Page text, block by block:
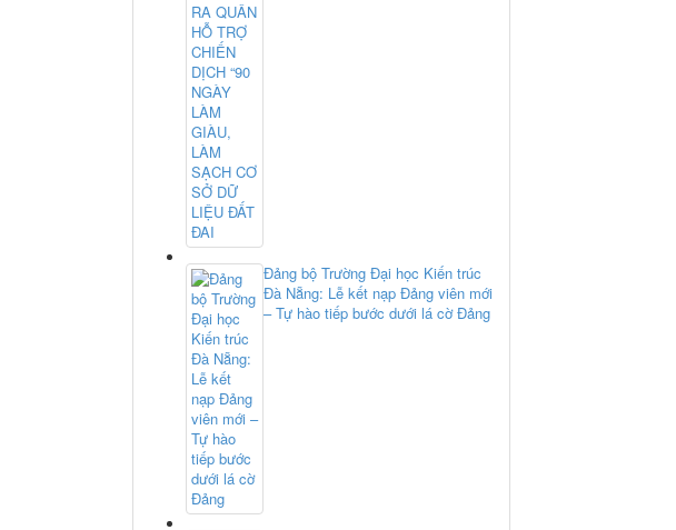
Đảng bộ Trường Đại học Kiến trúc
Đà Nẵng: Lễ kết nạp Đảng viên mới
– Tự hào tiếp bước dưới lá cờ Đảng